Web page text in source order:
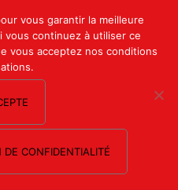
Mon compte
Nous contacter
vous garantir la meilleure
continuez à utiliser ce
vous acceptez nos conditions
DE CONFIDENTIALITÉ